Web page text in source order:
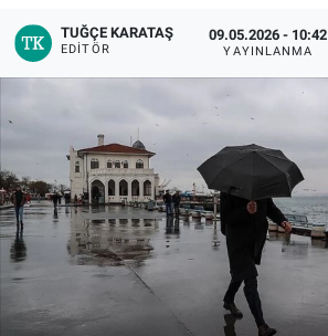
TUĞÇE KARATAŞ
EDITÖR
09.05.2026 - 10:42
YAYINLANMA
MANŞET
RESMİ İLANLAR
İLAN
Bize ulaşın
İletişim/Künye
Yaşam